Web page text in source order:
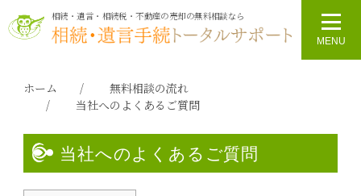
相続・遺言・相続税・不動産の売却の無料相談なら
ホーム
無料相談の流れ
当社へのよくあるご質問
当社へのよくあるご質問